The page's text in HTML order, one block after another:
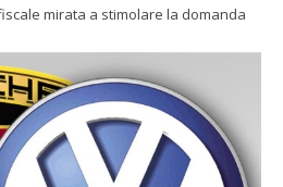
mirata a stimolare la domanda